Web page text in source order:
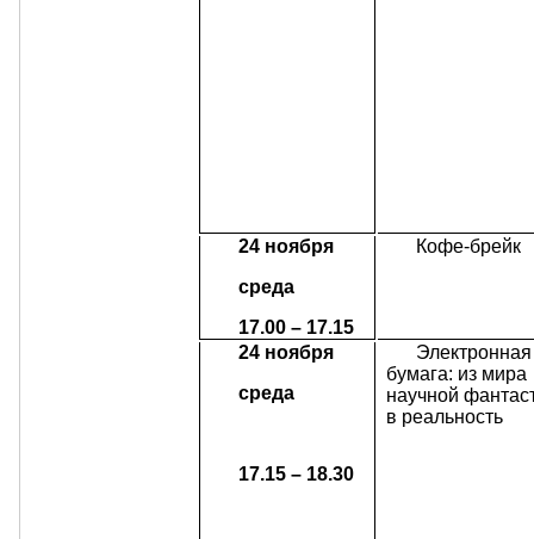
24 ноября
среда
17.00 – 17.15
Кофе-брейк
24 ноября
среда
17.15 – 18.30
Электронная
бумага: из мира
научной
в реальность